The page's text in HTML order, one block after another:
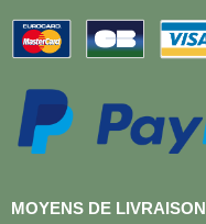
MOYENS DE LIVRAISON